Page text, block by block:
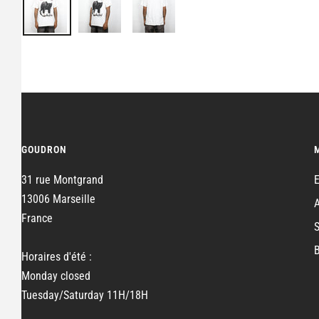
GOUDRON
31 rue Montgrand
13006 Marseille
France
Horaires d'été :
Monday closed
Tuesday/Saturday 11H/18H